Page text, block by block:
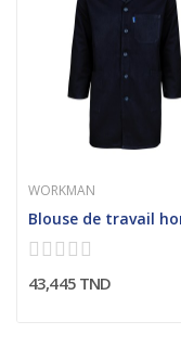
WORKMAN
43,445 TND